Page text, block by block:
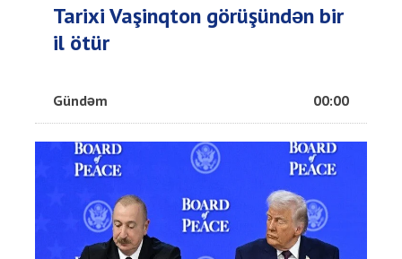
Tarixi Vaşinqton görüşündən bir
il ötür
Gündəm 00:00